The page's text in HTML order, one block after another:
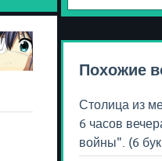
Похожие
Столица из
6 часов
войны". (6